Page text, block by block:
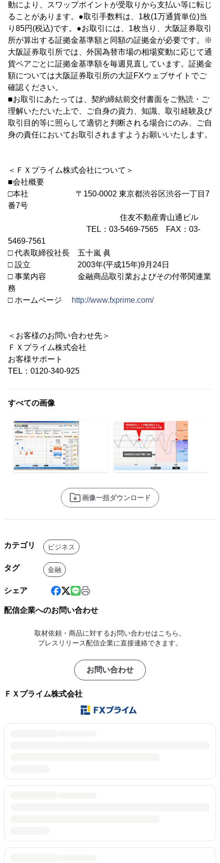
動により、スワップポイントが受取りから支払い等に転じ
ることがあります。●取引手数料は、1枚(1万通貨単位)当
り85円(税込)です。●お取引には、1枚当り、大阪証券取引
所が算出する証拠金基準額と同額の証拠金が必要です。※
大阪証券取引所では、外国為替市場の相場変動に応じて通
貨ペアごとに証拠金基準額を毎週見直しています。証拠金
額については大阪証券取引所の大証FXウェブサイトでご
確認ください。
■お取引にあたっては、契約締結前交付書面をご熟読・ご
理解いただいた上で、ご自身の資力、知識、取引経験及び
取引目的等に照らして適切と判断される場合にのみ、ご自
身の責任においてお取引されますようお願いいたします。
＜ＦＸプライム株式会社について＞
■会社概要
□本社 〒150-0002 東京都渋谷区渋谷一丁目7
番7号
住友不動産青山通ビル
TEL：03-5469-7565 FAX：03-
5469-7561
□ 代表取締役社長 五十嵐 眞
□ 設立 2003年(平成15年)9月24日
□ 事業内容 金融商品取引業およびその付帯関連業
務
□ ホームページ
http://www.fxprime.com/
＜お客様のお問い合わせ先＞
ＦＸプライム株式会社
お客様サポート
TEL：0120-340-925
すべての画像
画像一括ダウンロード
カテゴリ ビジネス
タグ 金融
シェア
配信企業へのお問い合わせ
取材依頼・商品に対するお問い合わせはこちら。
プレスリリース配信企業に直接連絡できます。
お問い合わせ
ＦＸプライム株式会社